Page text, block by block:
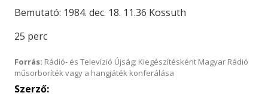
Bemutató: 1984. dec. 18. 11.36 Kossuth
25 perc
Forrás: Rádió- és Televízió Újság; Kiegészítésként Magyar Rádió
műsorboríték vagy a hangjáték konferálása
Szerző: